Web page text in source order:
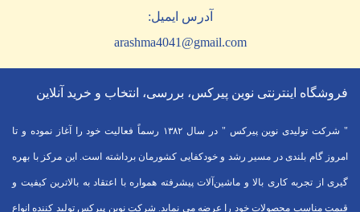
آدرس ایمیل:
arashma4041@gmail.com
فروشگاه اینترنتی نوین پیرکس، بررسی، انتخاب و خرید آنلاین
" شرکت تولیدی نوین پیرکس " در سال ۱۳۸۲ رسماً فعالیت خود را آغاز نموده و تا
امروز گام بلندی در مسیر رشد و خودکفایی کشورمان برداشته است. این مرکز با بهره
گیری از تجربه کاری بالا و ماشین‌آلات پیشرفته همواره با اعتقاد به بالاترین کیفیت و
قیمت مناسب محصولات خود را عرضه می نماید. شرکت نوین پیرکس تولید کننده انواع